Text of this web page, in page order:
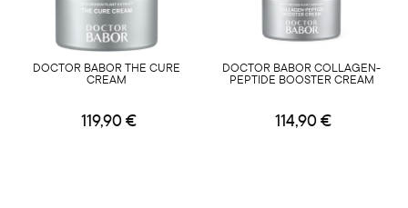
DOCTOR BABOR THE CURE
CREAM
119,90 €
DOCTOR BABOR COLLAGEN-
PEPTIDE BOOSTER CREAM
114,90 €